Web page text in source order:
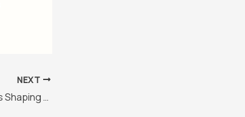
NEXT
Election 2025: Key Issues Shaping the Campaign Trail